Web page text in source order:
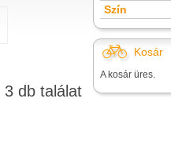
3 db találat
Szín
Kosár
A kosár üres.